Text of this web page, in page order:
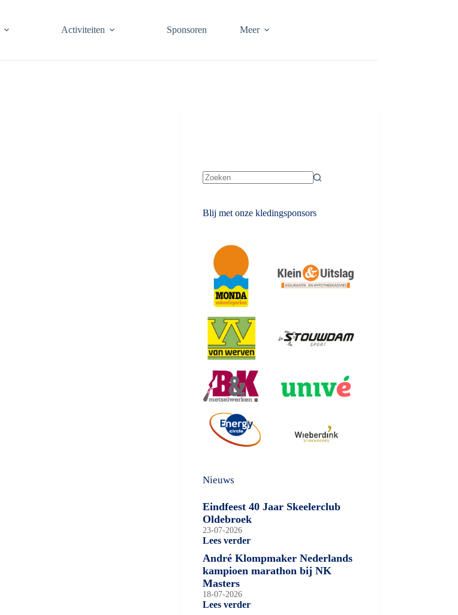
Activiteiten Sponsoren Meer
Blij met onze kledingsponsors
Nieuws
Eindfeest 40 Jaar Skeelerclub
Oldebroek
23-07-2026
Lees verder
André Klompmaker Nederlands
kampioen marathon bij NK
Masters
18-07-2026
Lees verder